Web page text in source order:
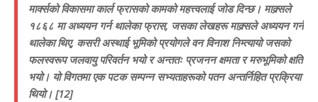
मार्क्सको विकासमा कार्ल फ्रासको कामको महत्त्वलाई जोड दिन्छ। माक्र्सले
१८६८ मा अध्ययन गर्न थालेका फ्रास, जसका लेखहरू माक्र्सले अध्ययन गर्न
थालेका थिए, कसरी अस्थाई भूमिको प्रयोगले वन विनाश निम्त्यायो जसको
फलस्वरूप जलवायु परिवर्तन भयो र अन्ततः प्रजनन क्षमता र मरुभूमिको क्षति
भयो। यो विगतमा एक पटक सम्पन्न सभ्यताहरूको पतन अन्तर्निहित प्रक्रिया
थियो। [12]